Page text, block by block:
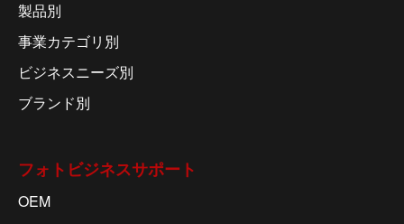
製品別
事業カテゴリ別
ビジネスニーズ別
ブランド別
フォトビジネスサポート
OEM